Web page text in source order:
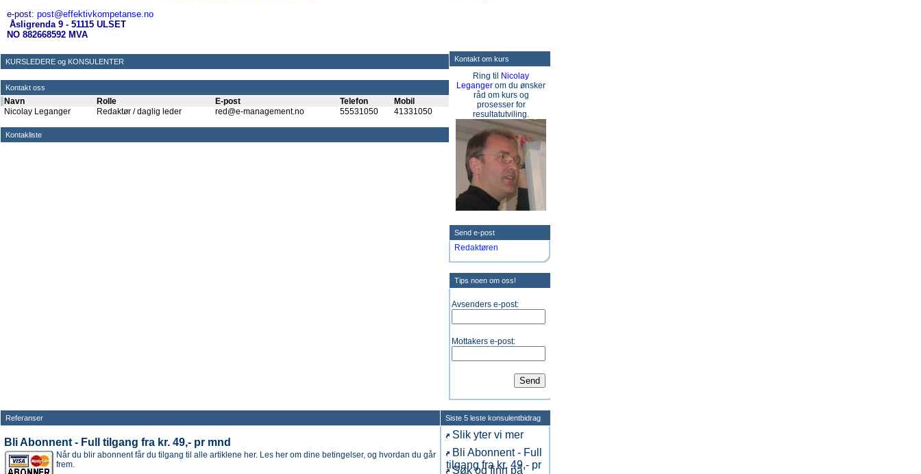
e-post: post@effektivkompetanse.no
Åsligrenda 9 - 51115 ULSET
NO 882668592 MVA
KURSLEDERE og KONSULENTER
Kontakt oss
Navn Rolle E-post Telefon
Mobil
Nicolay Leganger
Redaktør / daglig leder red@e-management.no 55531050 41331050
Kontakliste
Kontakt om kurs
Ring til
Nicolay
Leganger om du ønsker
råd om kurs og
prosesser for
resultatutviling.
Send e-post
Redaktøren
Tips noen om oss!
Avsenders e-post:
Mottakers e-post:
Referanser
Bli Abonnent - Full tilgang fra kr. 49,- pr mnd
Når du blir abonnent får du tilgang til alle artiklene her. Les her om dine betingelser, og hvordan du går
frem.
Siste 5 leste konsulentbidrag
Slik yter vi mer
Bli Abonnent - Full
tilgang fra kr. 49,- pr
Søk og finn på